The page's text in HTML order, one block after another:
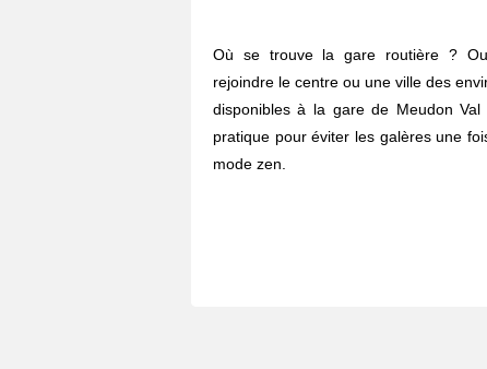
Où se trouve la gare routière ?
rejoindre le centre ou une ville des
disponibles à la gare de Meudon
pratique pour éviter les galères une
mode zen.